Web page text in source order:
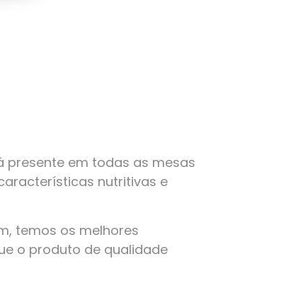
presente em todas as mesas
nutritivas e
temos os melhores
o produto de qualidade